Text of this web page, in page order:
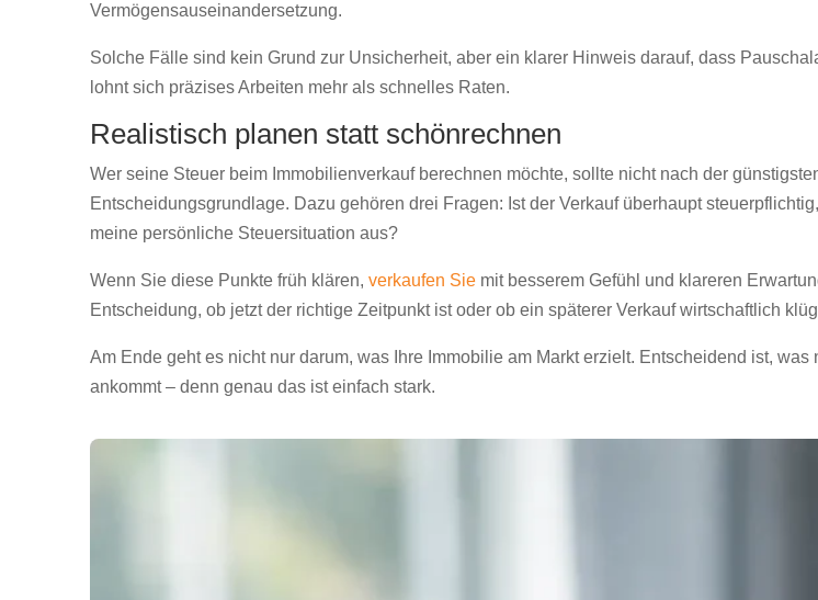
Vermögensauseinandersetzung.
Solche Fälle sind kein Grund zur Unsicherheit, aber ein klarer Hinweis darauf, dass
lohnt sich präzises Arbeiten mehr als schnelles Raten.
Realistisch planen statt schönrechnen
Wer seine Steuer beim Immobilienverkauf berechnen möchte, sollte nicht nach der
Entscheidungsgrundlage. Dazu gehören drei Fragen: Ist der Verkauf überhaupt
meine persönliche Steuersituation aus?
Wenn Sie diese Punkte früh klären, verkaufen Sie mit besserem Gefühl und klareren
Entscheidung, ob jetzt der richtige Zeitpunkt ist oder ob ein späterer Verkauf wirtschaftlich
Am Ende geht es nicht nur darum, was Ihre Immobilie am Markt erzielt. Entscheidend ist,
ankommt – denn genau das ist einfach stark.